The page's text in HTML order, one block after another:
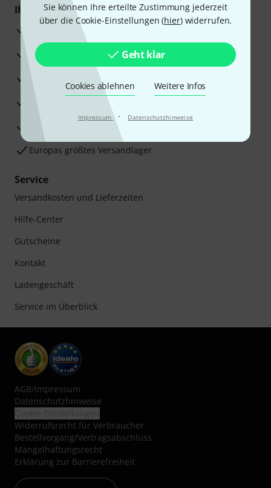
Sie können Ihre erteilte Zustimmung jederzeit
über die Cookie-Einstellungen (hier) widerrufen.
Geht klar
Cookies ablehnen Weitere Infos
Impressum · Datenschutzhinweise
Ihre Vorteile
3 Jahre Thomann Garantie
30 Tage Money-Back-Garantie
Beratung durch Fachexperten
Zufriedenheitsgarantie
Europas größtes Versandlager
Service
Versandkosten und Lieferzeiten
Hilfe-Center
Gutscheine
Kontakt
Ladengeschäft
Service im Überblick
AGB/Impressum
Datenschutzhinweise
Widerrufsrecht für Verbraucher
Bestellvorgang/Vertragsabschluss
Mängelhaftungsrecht
Erklärung zur Barrierefreiheit